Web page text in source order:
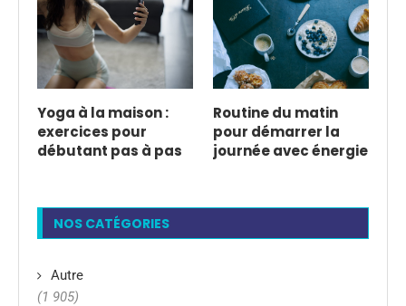
Yoga à la maison :
exercices pour
débutant pas à pas
Routine du matin
pour démarrer la
journée avec énergie
NOS CATÉGORIES
Autre
(1 905)